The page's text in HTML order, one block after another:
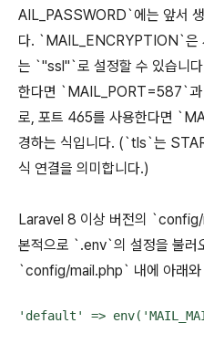
AIL_PASSWORD`에는 앞서
다. `MAIL_ENCRYPTION`은
는 `"ssl"`로 설정할 수 있습니
한다면 `MAIL_PORT=587`
로, 포트 465를 사용한다면
경하는 식입니다. (`tls`는
식 연결을 의미합니다.)
Laravel 8 이상 버전의
본적으로 `.env`의 설정을 불러
`config/mail.php` 내에 아래와
'default' =>